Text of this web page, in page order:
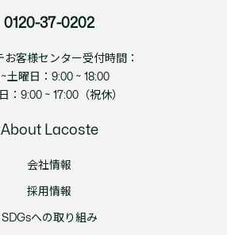
0120-37-0202
お客様センター受付時間：
~土曜日：9:00 ~ 18:00
：9:00 ~ 17:00（祝休）
About Lacoste
会社情報
採用情報
SDGsへの取り組み